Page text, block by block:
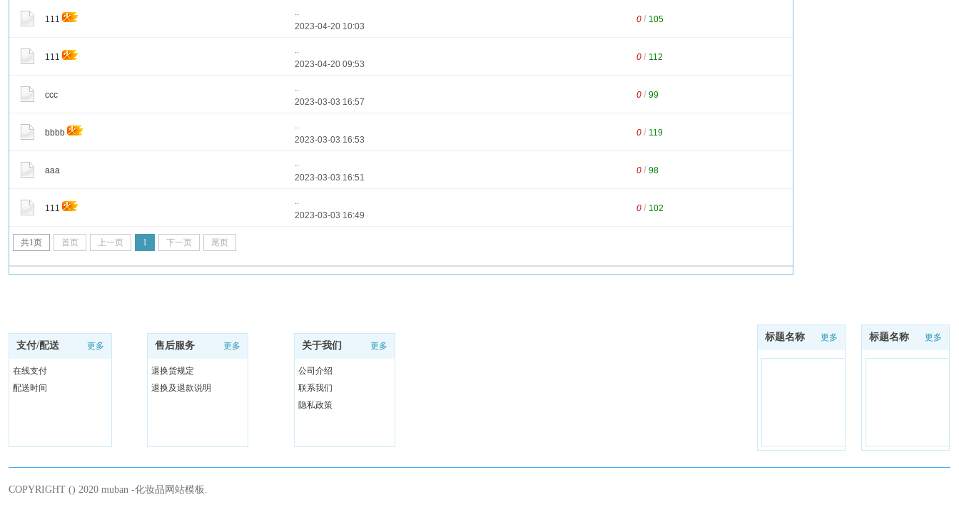
共1页 首页 上一页 1 下一页 尾页
111
..
2023-04-20 10:03
0 / 105
111
..
2023-04-20 09:53
0 / 112
ccc
..
2023-03-03 16:57
0 / 99
bbbb
..
2023-03-03 16:53
0 / 119
aaa
..
2023-03-03 16:51
0 / 98
111
..
2023-03-03 16:49
0 / 102
支付/配送 更多
在线支付
配送时间
售后服务 更多
退换货规定
退换及退款说明
关于我们 更多
公司介绍
联系我们
隐私政策
标题名称 更多
标题名称 更多
COPYRIGHT () 2020 muban -化妆品网站模板.